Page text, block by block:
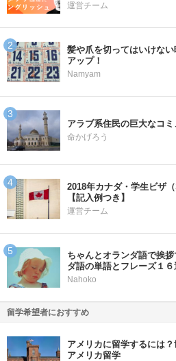
運営チーム
髪や爪を切ってはいけな
アップ！
Namyam
アラブ系住民の巨大なコ
命かげろう
2018年カナダ・学生ビザ
【記入例つき】
運営チーム
ちゃんとオランダ語で挨
ダ語の単語とフレーズ１６
Nahoko
留学希望者におすすめ
アメリカに留学するには
アメリカ留学